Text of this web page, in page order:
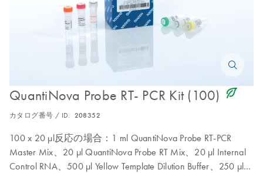
QuantiNova Probe RT- PCR Kit (100) icon_0368_ls_gen_eco_friendly-s
カタログ番号 / ID. 208352
100 x 20 µl反応の場合：1 ml QuantiNova Probe RT-PCR
Master Mix、20 µl QuantiNova Probe RT Mix、20 µl Internal
Control RNA、500 µl Yellow Template Dilution Buffer、250 µl